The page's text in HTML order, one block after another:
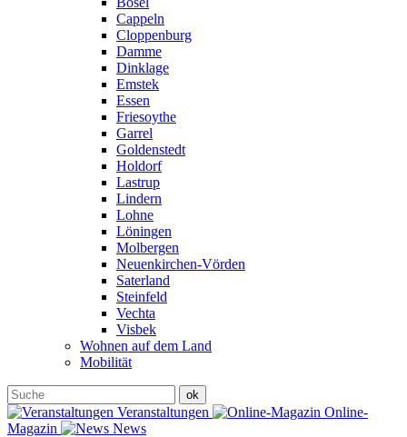
Cappeln
Cloppenburg
Damme
Dinklage
Emstek
Essen
Friesoythe
Garrel
Goldenstedt
Holdorf
Lastrup
Lindern
Lohne
Löningen
Molbergen
Neuenkirchen-Vörden
Saterland
Steinfeld
Vechta
Visbek
Wohnen auf dem Land
Mobilität
Veranstaltungen
Online-
Magazin
News